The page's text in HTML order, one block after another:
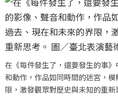
在《每件發生了，還要發生的事
和動作，作品如同時間的迷宮，
限，激發觀眾對歷史與未知的重